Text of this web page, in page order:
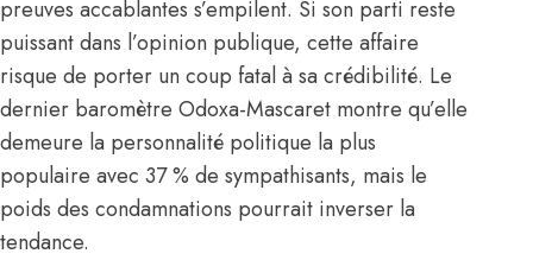
preuves accablantes s’empilent. Si son parti reste
puissant dans l’opinion publique, cette affaire
risque de porter un coup fatal à sa crédibilité. Le
dernier baromètre Odoxa-Mascaret montre qu’elle
demeure la personnalité politique la plus
populaire avec 37 % de sympathisants, mais le
poids des condamnations pourrait inverser la
tendance.